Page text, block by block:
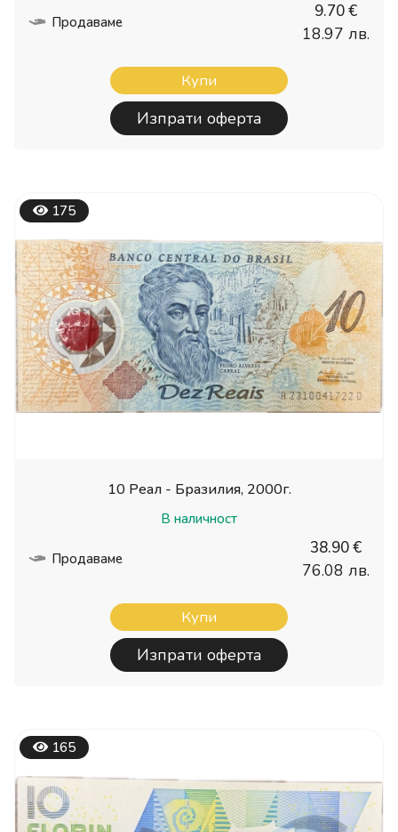
Продаваме
9.70 €
18.97 лв.
Купи
Изпрати оферта
175
10 Реал - Бразилия, 2000г.
В наличност
Продаваме
38.90 €
76.08 лв.
Купи
Изпрати оферта
165